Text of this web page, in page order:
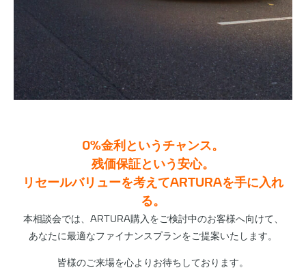
0%金利というチャンス。
残価保証という安心。
リセールバリューを考えてARTURAを手に入れ
る。
本相談会では、ARTURA購入をご検討中のお客様へ向けて、
あなたに最適なファイナンスプランをご提案いたします。
皆様のご来場を心よりお待ちしております。